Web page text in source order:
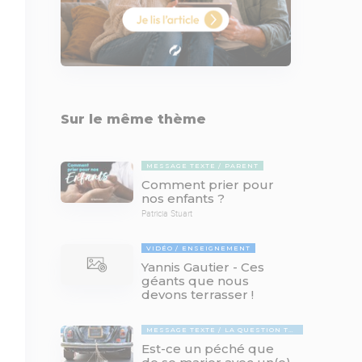
Sur le même thème
MESSAGE TEXTE PARENT
Comment prier pour
nos enfants ?
Patricia Stuart
VIDÉO ENSEIGNEMENT
Yannis Gautier - Ces
géants que nous
devons terrasser !
MESSAGE TEXTE LA QUESTION TABOUE
Est-ce un péché que